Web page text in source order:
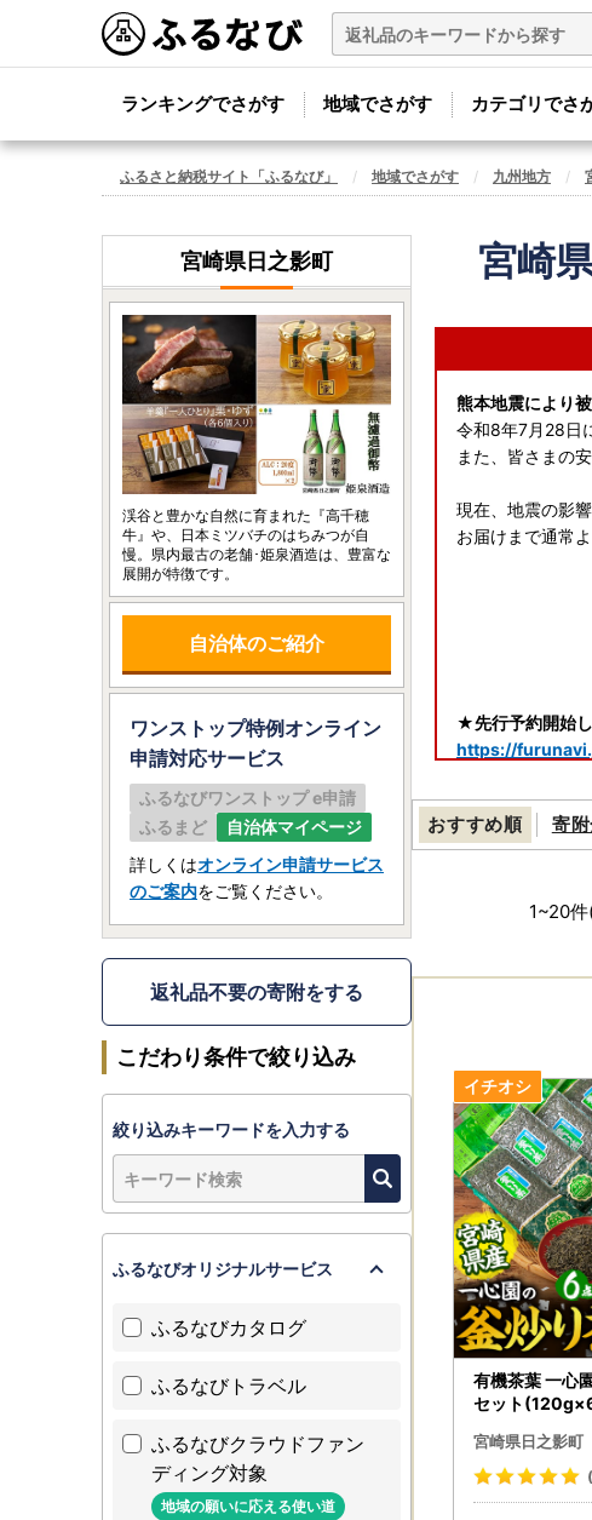
ランキングでさがす 地域でさがす カテゴリでさ
ふるさと納税サイト「ふるなび」 地域でさがす 九州地方
宮崎
熊本地震により
令和8年7月28日
また、皆さまの
現在、地震の影
お届けまで通常
★先行予約開始
https://
★＜令和7年産＞
https://
https://
https://
https://
https://
＼日之影町を応
▼レビューの書
マイページの寄
※レビューは、返
返礼品が到着後
▼宮崎県日之影
https://
おすすめ順 寄
1~20件
有機茶葉 一心
セット
栽培 オーガニ
証【IS014】【
宮崎県日之影町
宮崎県日之影町
渓谷と豊かな自然に育まれた『高千穂
牛』や、日本ミツバチのはちみつが自
慢。県内最古の老舗･姫泉酒造は、豊富な
展開が特徴です。
自治体のご紹介
ワンストップ特例オンライン
申請対応サービス
ふるなびワンストップ e申請
ふるまど
自治体マイページ
詳しくはオンライン申請サービス
のご案内をご覧ください。
返礼品不要の寄附をする
こだわり条件で絞り込み
絞り込みキーワードを入力する
ふるなびオリジナルサービス
ふるなびカタログ
ふるなびトラベル
ふるなびクラウドファン
ディング対象
地域の願いに応える使い道